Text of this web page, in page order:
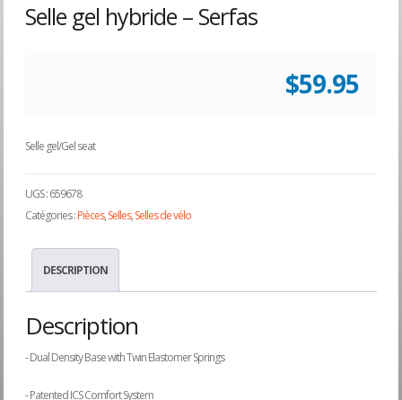
Selle gel hybride – Serfas
$59.95
Selle gel/Gel seat
UGS :659678
Catégories :Pièces,Selles,Selles de vélo
DESCRIPTION
Description
- Dual Density Base with Twin Elastomer Springs
- Patented ICS Comfort System